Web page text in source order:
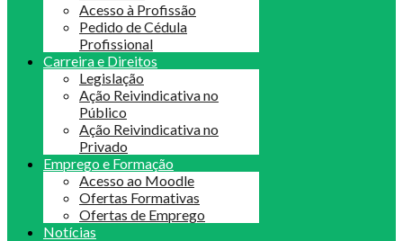
Acesso à Profissão
Pedido de Cédula
Profissional
Carreira e Direitos
Legislação
Ação Reivindicativa no
Público
Ação Reivindicativa no
Privado
Emprego e Formação
Acesso ao Moodle
Ofertas Formativas
Ofertas de Emprego
Notícias